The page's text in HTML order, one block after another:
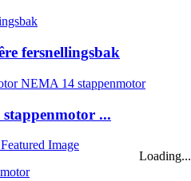
fersnellingsbak
stappenmotor ...
Loading...